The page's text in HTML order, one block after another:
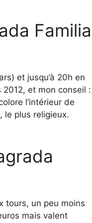
Familia
et jusqu’à 20h en
2012, et mon conseil :
l’intérieur de
le plus religieux.
tours, un peu moins
mais valent